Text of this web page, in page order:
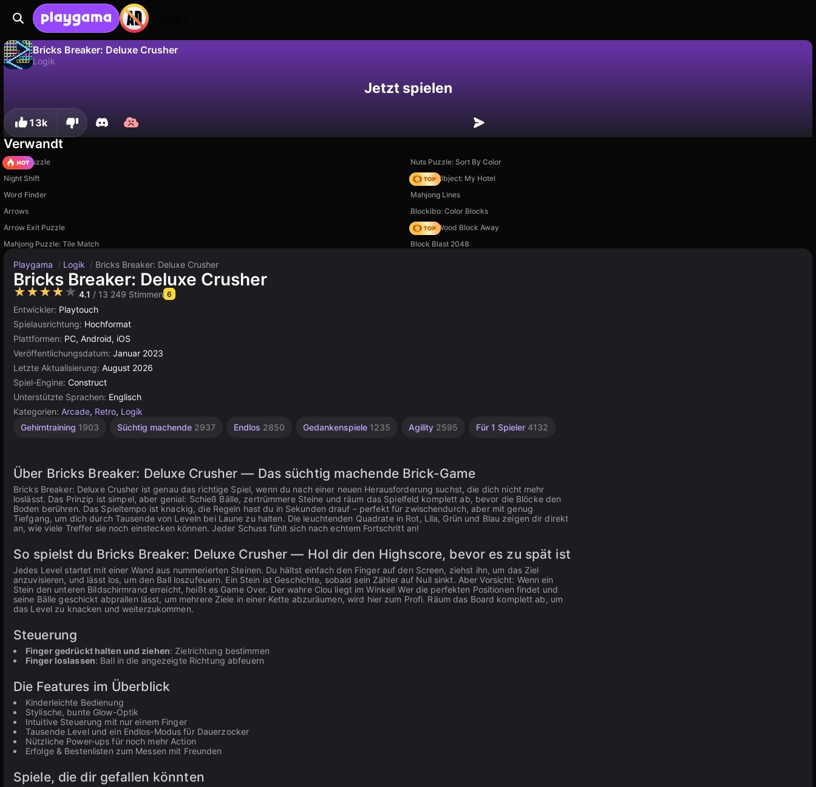
Bricks Breaker: Deluxe Crusher
Logik
Jetzt spielen
13k
Verwandt
Arrow Puzzle
Nuts Puzzle: Sort By Color
Night Shift
Hidden Object: My Hotel
Word Finder
Mahjong Lines
Arrows
Blockibo: Color Blocks
Arrow Exit Puzzle
Tap 3D Wood Block Away
Mahjong Puzzle: Tile Match
Block Blast 2048
Playgama / Logik / Bricks Breaker: Deluxe Crusher
Bricks Breaker: Deluxe Crusher
★★★★★ 4.1 / 13 249 Stimmen 6
Entwickler: Playtouch
Spielausrichtung: Hochformat
Plattformen: PC, Android, iOS
Veröffentlichungsdatum: Januar 2023
Letzte Aktualisierung: August 2026
Spiel-Engine: Construct
Unterstützte Sprachen: Englisch
Kategorien: Arcade, Retro, Logik
Gehirntraining 1903 Süchtig machende 2937 Endlos 2850 Gedankenspiele 1235 Agility 2595 Für 1 Spieler 4132
Indie
Geometrie
Einfache
Für
Pixel
Browser
Konstruktion
Über Bricks Breaker: Deluxe Crusher — Das süchtig machende Brick-Game
Bricks Breaker: Deluxe Crusher ist genau das richtige Spiel, wenn du nach einer neuen Herausforderung suchst, die dich nicht mehr
loslässt. Das Prinzip ist simpel, aber genial: Schieß Bälle, zertrümmere Steine und räum das Spielfeld komplett ab, bevor die Blöcke den
Boden berühren. Das Spieltempo ist knackig, die Regeln hast du in Sekunden drauf – perfekt für zwischendurch, aber mit genug
Tiefgang, um dich durch Tausende von Leveln bei Laune zu halten. Die leuchtenden Quadrate in Rot, Lila, Grün und Blau zeigen dir direkt
an, wie viele Treffer sie noch einstecken können. Jeder Schuss fühlt sich nach echtem Fortschritt an!
So spielst du Bricks Breaker: Deluxe Crusher — Hol dir den Highscore, bevor es zu spät ist
Jedes Level startet mit einer Wand aus nummerierten Steinen. Du hältst einfach den Finger auf den Screen, ziehst ihn, um das Ziel
anzuvisieren, und lässt los, um den Ball loszufeuern. Ein Stein ist Geschichte, sobald sein Zähler auf Null sinkt. Aber Vorsicht: Wenn ein
Stein den unteren Bildschirmrand erreicht, heißt es Game Over. Der wahre Clou liegt im Winkel! Wer die perfekten Positionen findet und
seine Bälle geschickt abprallen lässt, um mehrere Ziele in einer Kette abzuräumen, wird hier zum Profi. Räum das Board komplett ab, um
das Level zu knacken und weiterzukommen.
Steuerung
Finger gedrückt halten und ziehen: Zielrichtung bestimmen
Finger loslassen: Ball in die angezeigte Richtung abfeuern
Die Features im Überblick
Kinderleichte Bedienung
Stylische, bunte Glow-Optik
Intuitive Steuerung mit nur einem Finger
Tausende Level und ein Endlos-Modus für Dauerzocker
Nützliche Power-ups für noch mehr Action
Erfolge & Bestenlisten zum Messen mit Freunden
Spiele, die dir gefallen könnten